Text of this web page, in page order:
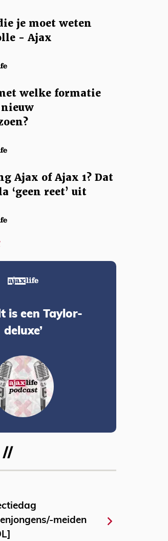
je moet weten
- Ajax
welke formatie
Ajax of Ajax 1? Dat
‘geen reet’ uit
is een Taylor-
deluxe’
meiden